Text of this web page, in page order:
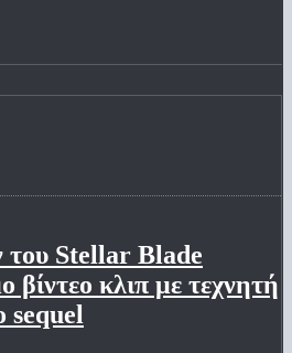
του Stellar Blade
βίντεο κλιπ με τεχνητή
sequel